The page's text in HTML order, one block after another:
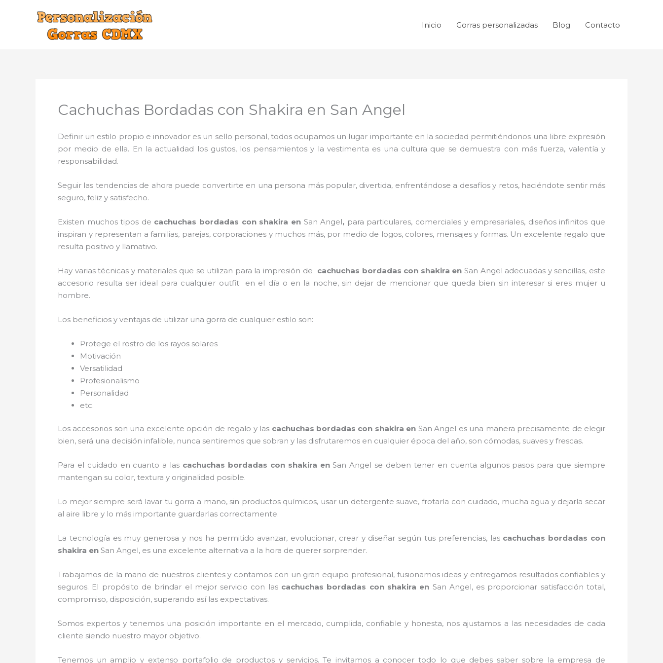
Inicio Gorras personalizadas Blog Contacto
Cachuchas Bordadas con Shakira en San Angel
Definir un estilo propio e innovador es un sello personal, todos ocupamos un lugar importante en la sociedad permitiéndonos una libre expresión
por medio de ella. En la actualidad los gustos, los pensamientos y la vestimenta es una cultura que se demuestra con más fuerza, valentía y
responsabilidad.
Seguir las tendencias de ahora puede convertirte en una persona más popular, divertida, enfrentándose a desafíos y retos, haciéndote sentir más
seguro, feliz y satisfecho.
Existen muchos tipos de cachuchas bordadas con shakira en San Angel, para particulares, comerciales y empresariales, diseños infinitos que
inspiran y representan a familias, parejas, corporaciones y muchos más, por medio de logos, colores, mensajes y formas. Un excelente regalo que
resulta positivo y llamativo.
Hay varias técnicas y materiales que se utilizan para la impresión de cachuchas bordadas con shakira en San Angel adecuadas y sencillas, este
accesorio resulta ser ideal para cualquier outfit en el día o en la noche, sin dejar de mencionar que queda bien sin interesar si eres mujer u
hombre.
Los beneficios y ventajas de utilizar una gorra de cualquier estilo son:
Protege el rostro de los rayos solares
Motivación
Versatilidad
Profesionalismo
Personalidad
etc.
Los accesorios son una excelente opción de regalo y las cachuchas bordadas con shakira en San Angel es una manera precisamente de elegir
bien, será una decisión infalible, nunca sentiremos que sobran y las disfrutaremos en cualquier época del año, son cómodas, suaves y frescas.
Para el cuidado en cuanto a las cachuchas bordadas con shakira enSan Angel se deben tener en cuenta algunos pasos para que siempre
mantengan su color, textura y originalidad posible.
Lo mejor siempre será lavar tu gorra a mano, sin productos químicos, usar un detergente suave, frotarla con cuidado, mucha agua y dejarla secar
al aire libre y lo más importante guardarlas correctamente.
La tecnología es muy generosa y nos ha permitido avanzar, evolucionar, crear y diseñar según tus preferencias, las cachuchas bordadas con
shakira en San Angel, es una excelente alternativa a la hora de querer sorprender.
Trabajamos de la mano de nuestros clientes y contamos con un gran equipo profesional, fusionamos ideas y entregamos resultados confiables y
seguros. El propósito de brindar el mejor servicio con las cachuchas bordadas con shakira en San Angel, es proporcionar satisfacción total,
compromiso, disposición, superando así las expectativas.
Somos expertos y tenemos una posición importante en el mercado, cumplida, confiable y honesta, nos ajustamos a las necesidades de cada
cliente siendo nuestro mayor objetivo.
Tenemos un amplio y extenso portafolio de productos y servicios. Te invitamos a conocer todo lo que debes saber sobre la empresa de